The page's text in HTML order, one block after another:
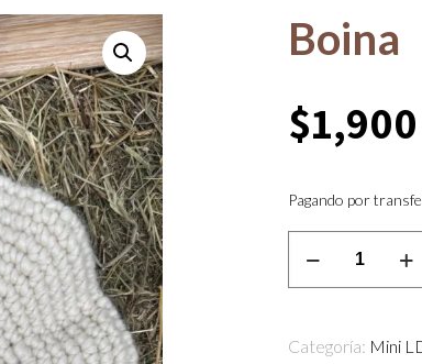
Boina
$1,900
Pagando por
Categoría: Mini